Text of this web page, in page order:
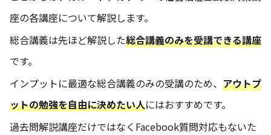
座の各講座について解説します。
総合講義は先ほど解説した総合講義のみを受講できる講座
です。
インプットに最適な総合講義のみの受講のため、 アウトプ
ットの勉強を自由に決めたい人にはおすすめです。
過去問解説講座だけではなくFacebook質問対応もないた